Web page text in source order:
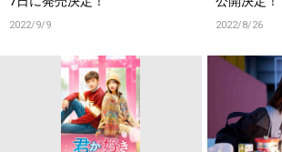
2022/9/9 2022/8/26